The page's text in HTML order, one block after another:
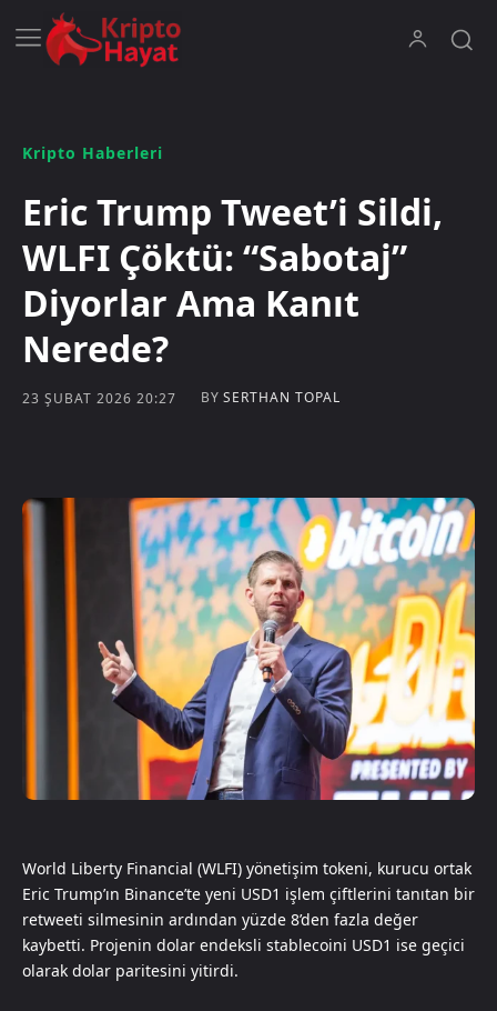
Kripto Haberleri
Eric Trump Tweet’i Sildi,
WLFI Çöktü: “Sabotaj”
Diyorlar Ama Kanıt
Nerede?
23 ŞUBAT 2026 20:27 BY SERTHAN TOPAL
World Liberty Financial (WLFI) yönetişim tokeni, kurucu ortak
Eric Trump’ın Binance’te yeni USD1 işlem çiftlerini tanıtan bir
retweeti silmesinin ardından yüzde 8’den fazla değer
kaybetti. Projenin dolar endeksli stablecoini USD1 ise geçici
olarak dolar paritesini yitirdi.